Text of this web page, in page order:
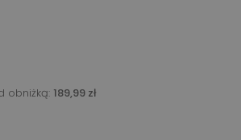
obniżką: 189,99 zł